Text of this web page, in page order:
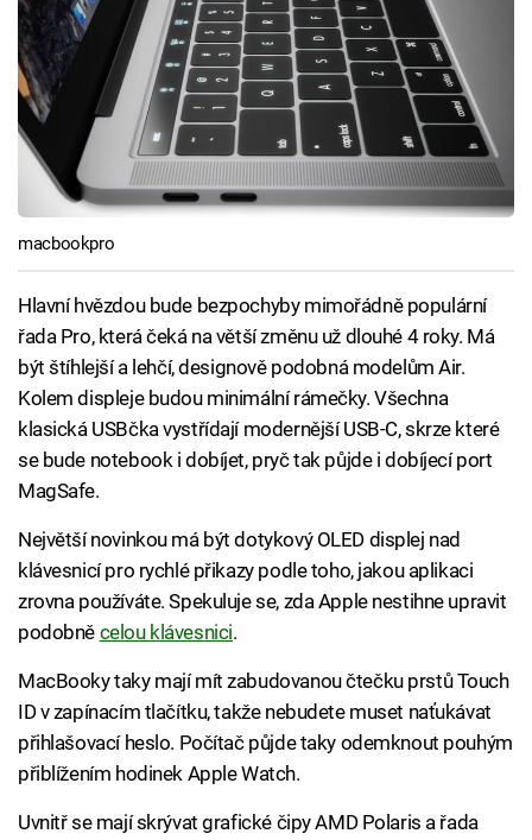
macbookpro
Hlavní hvězdou bude bezpochyby mimořádně populární
řada Pro, která čeká na větší změnu už dlouhé 4 roky. Má
být štíhlejší a lehčí, designově podobná modelům Air.
Kolem displeje budou minimální rámečky. Všechna
klasická USBčka vystřídají modernější USB-C, skrze které
se bude notebook i dobíjet, pryč tak půjde i dobíjecí port
MagSafe.
Největší novinkou má být dotykový OLED displej nad
klávesnicí pro rychlé přikazy podle toho, jakou aplikaci
zrovna používáte. Spekuluje se, zda Apple nestihne upravit
podobně celou klávesnici.
MacBooky taky mají mít zabudovanou čtečku prstů Touch
ID v zapínacím tlačítku, takže nebudete muset naťukávat
přihlašovací heslo. Počítač půjde taky odemknout pouhým
přiblížením hodinek Apple Watch.
Uvnitř se mají skrývat grafické čipy AMD Polaris a řada